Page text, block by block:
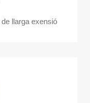
llarga exensió